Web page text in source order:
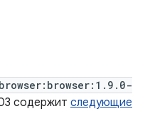
содержит следующие